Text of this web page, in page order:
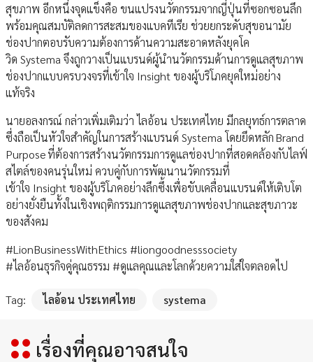
สุขภาพ อีกหนึ่งจุดแข็งคือ ขนแปรงนวัตกรรมจากญี่ปุ่นที่ซอกซอนลึก
พร้อมคุณสมบัติลดการสะสมของแบคทีเรีย ช่วยยกระดับสุขอนามัย
ช่องปากตอบรับความต้องการด้านความสะอาดหลังยุคโค
วิด Systema จึงถูกวางเป็นแบรนด์ผู้นำนวัตกรรมด้านการดูแลสุขภาพ
ช่องปากแบบครบวงจรที่เข้าใจ Insight ของผู้บริโภคยุคใหม่อย่าง
แท้จริง
นายอลงกรณ์ กล่าวเพิ่มเติมว่า ไลอ้อน ประเทศไทย มีกลยุทธ์การตลาด
ซึ่งถือเป็นหัวใจสำคัญในการสร้างแบรนด์ Systema โดยยึดหลัก Brand
Purpose ที่ต้องการสร้างนวัตกรรมการดูแลช่องปากที่สอดคล้องกับไลฟ์
สไตล์ของคนรุ่นใหม่ ควบคู่กับการพัฒนานวัตกรรมที่
เข้าใจ Insight ของผู้บริโภคอย่างลึกซึ้งเพื่อขับเคลื่อนแบรนด์ให้เติบโต
อย่างยั่งยืนทั้งในเชิงพฤติกรรมการดูแลสุขภาพช่องปากและสุขภาวะ
ของสังคม
#LionBusinessWithEthics #liongoodnesssociety
#ไลอ้อนธุรกิจคู่คุณธรรม #ดูแลคุณและโลกด้วยความใส่ใจตลอดไป
Tag: ไลอ้อน ประเทศไทย systema
เรื่องที่คุณอาจสนใจ